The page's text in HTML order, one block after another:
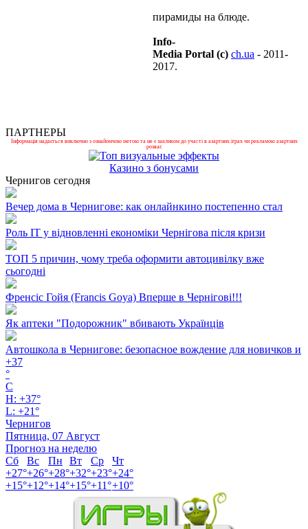
пирамиды на блюде.
Info-
Media Portal (c) ch.ua - 2011-
2017.
ПАРТНЕРЫ
Інформація надається виключно з ознайомчою метою та не є закликом до участі в азартних іграх чи рекламою азартних
розваг.
Казино з бонусами
Чернигов сегодня
Вечер дома в Чернигове: как онлайнкино постепенно стал
Роль ІТ у відновленні економіки Чернігова після кризи
ТОП 5 причин, чому треба оформити автоцивілку вже
сьогодні
Френсіс Гойя (Francis Goya) Вперше в Чернігові!!!
Як аптеки "Подорожник" вбивають Українців
Автошкола в Чернигове: безопасное вождение для новичков и
+37
°
C
H: +37°
L: +21°
Чернигов
Пятница, 07 Август
Прогноз на неделю
Сб
Вс Пн Вт Ср
Чт
+27°+26°+28°+32°+23°+24°
+15°+12°+14°+15°+11°+10°